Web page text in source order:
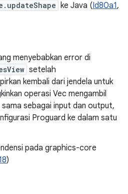
ke Java (Id80a1,
menyebabkan error di
setelah
kembali dari jendela untuk
operasi Vec mengambil
sama sebagai input dan output,
Proguard ke dalam satu
pada graphics-core
)